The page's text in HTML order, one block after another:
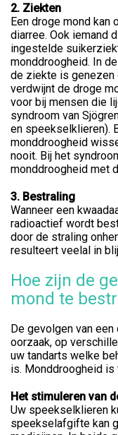
2. Ziekten
Een droge mond
diarree. Ook iemand
ingestelde
monddroogheid. In
de ziekte is
verdwijnt de droge
voor bij mensen die
syndroom van
en speekselklieren).
monddroogheid
nooit. Bij het
monddroogheid met
3. Bestraling
Wanneer een
radioactief wordt
door de straling
resulteert veelal in
Hoe zijn de
mond te
De gevolgen van een
oorzaak, op
uw tandarts welke
is. Monddroogheid
Het stimuleren van
Uw speekselklieren
speekselafgifte kan